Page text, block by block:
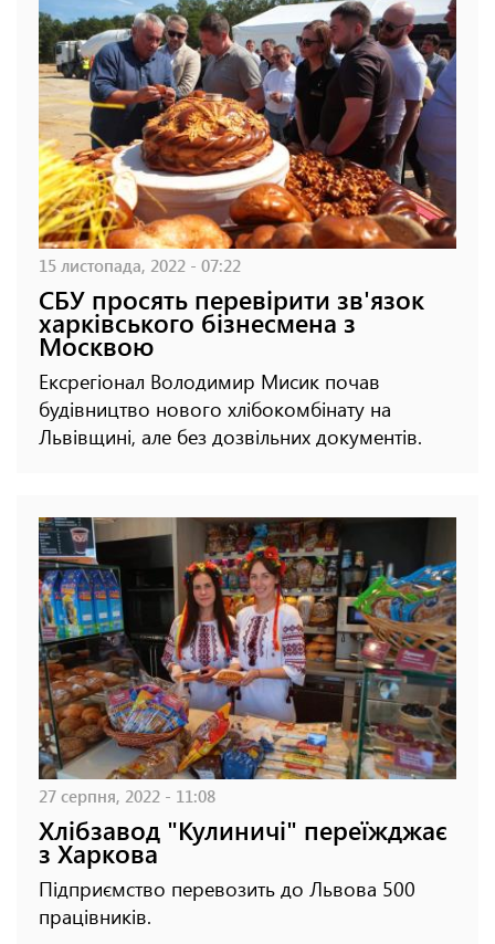
15 листопада, 2022 - 07:22
СБУ просять перевірити зв'язок
харківського бізнесмена з
Москвою
Ексрегіонал Володимир Мисик почав
будівництво нового хлібокомбінату на
Львівщині, але без дозвільних документів.
27 серпня, 2022 - 11:08
Хлібзавод "Кулиничі" переїжджає
з Харкова
Підприємство перевозить до Львова 500
працівників.